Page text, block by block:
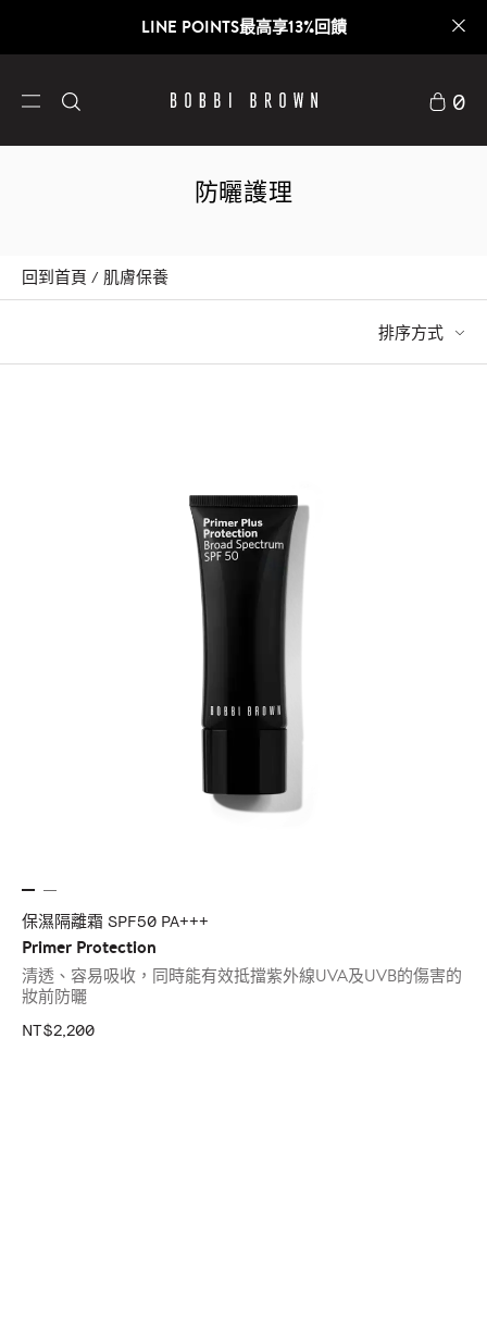
LINE POINTS最高享13%回饋
0
防曬護理
回到首頁 肌膚保養
排序方式
保濕隔離霜 SPF50 PA+++
Primer Protection
清透、容易吸收，同時能有效抵擋紫外線UVA及UVB的傷害的
妝前防曬
NT$2,200